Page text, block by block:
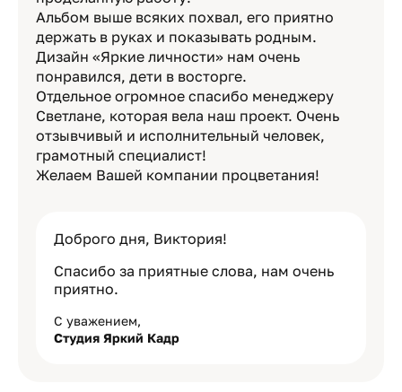
Альбом выше всяких похвал, его приятно
держать в руках и показывать родным.
Дизайн «Яркие личности» нам очень
понравился, дети в восторге.
Отдельное огромное спасибо менеджеру
Светлане, которая вела наш проект. Очень
отзывчивый и исполнительный человек,
грамотный специалист!
Желаем Вашей компании процветания!
Доброго дня, Виктория!
Спасибо за приятные слова, нам очень
приятно.
С уважением,
Студия Яркий Кадр